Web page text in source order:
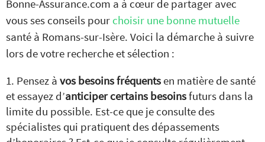
Bonne-Assurance.com a à cœur de partager avec
vous ses conseils pour choisir une bonne mutuelle
santé à Romans-sur-Isère. Voici la démarche à suivre
lors de votre recherche et sélection :
Pensez à vos besoins fréquents en matière de santé
et essayez d’anticiper certains besoinsfuturs dans la
limite du possible. Est-ce que je consulte des
spécialistes qui pratiquent des dépassements